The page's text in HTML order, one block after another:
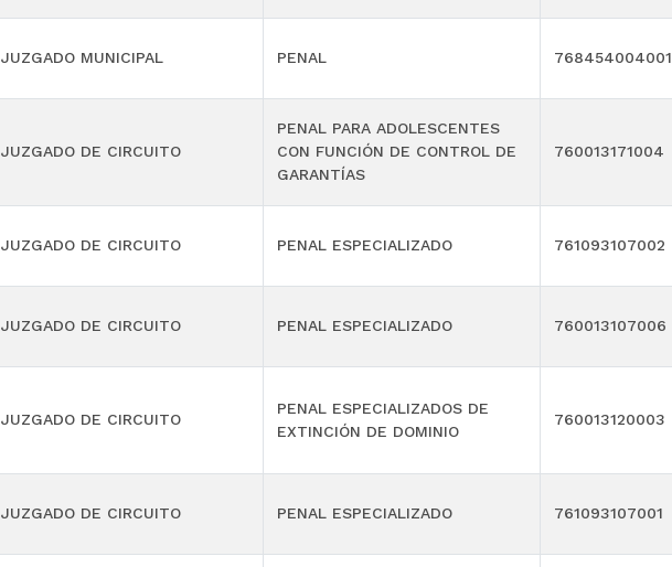
JUZGADO MUNICIPAL PENAL 768454004001
JUZGADO DE CIRCUITO
PENAL PARA ADOLESCENTES
CON FUNCIÓN DE CONTROL DE
GARANTÍAS
760013171004
JUZGADO DE CIRCUITO PENAL ESPECIALIZADO 761093107002
JUZGADO DE CIRCUITO PENAL ESPECIALIZADO 760013107006
JUZGADO DE CIRCUITO
PENAL ESPECIALIZADOS DE
EXTINCIÓN DE DOMINIO
760013120003
JUZGADO DE CIRCUITO PENAL ESPECIALIZADO 761093107001